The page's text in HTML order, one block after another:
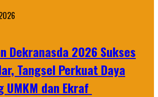
Dekranasda 2026 Sukses
Tangsel Perkuat Daya
UMKM dan Ekraf